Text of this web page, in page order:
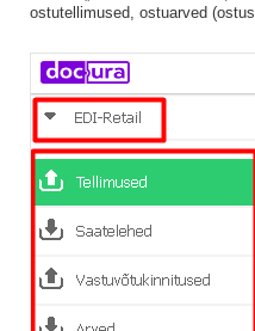
ostutellimused, ostuarved